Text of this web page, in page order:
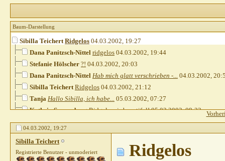
Baum-Darstellung
Sibilla Teichert Ridgelos 04.03.2002, 19:27
Dana Panitzsch-Nittel ridgelos 04.03.2002, 19:44
Stefanie Hölscher ?! 04.03.2002, 20:03
Dana Panitzsch-Nittel Hab mich glatt verschrieben -... 04.03.2002,
Sibilla Teichert Ridgelos 04.03.2002, 21:12
Tanja Hallo Sibilla, ich habe... 05.03.2002, 07:27
Kathrin Sonnenberg Ridgeless is beautiful!05.03.2002,09:33
Claudia V. Ridge-Kennezeichen05.03.2002,09:51
Stefan Notter ridgeless05.03.2002,15:14
Jambear Hallo- Ridgeblosigkeit ist...05.03.2002,
15:32
Tanja Bin mir nicht ganz sicher,...05.03.2002,15:32
04.03.2002, 19:27
Sibilla Teichert
Registrierte Benutzer - unmoderiert Ridgelos